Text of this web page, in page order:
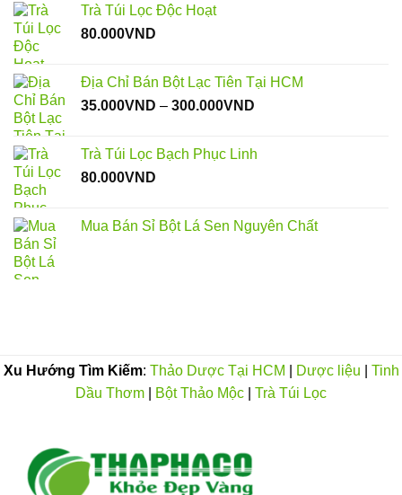
Trà Túi Lọc Độc Hoạt
80.000VND
Địa Chỉ Bán Bột Lạc Tiên Tại HCM
35.000VND – 300.000VND
35.000VND
Trà Túi Lọc Bạch Phục Linh
80.000VND
Mua Bán Sỉ Bột Lá Sen Nguyên Chất
Xu Hướng Tìm Kiếm: Thảo Dược Tại HCM Dược liệu
Tinh
Dầu Thơm
Bột Thảo Mộc Trà Túi Lọc